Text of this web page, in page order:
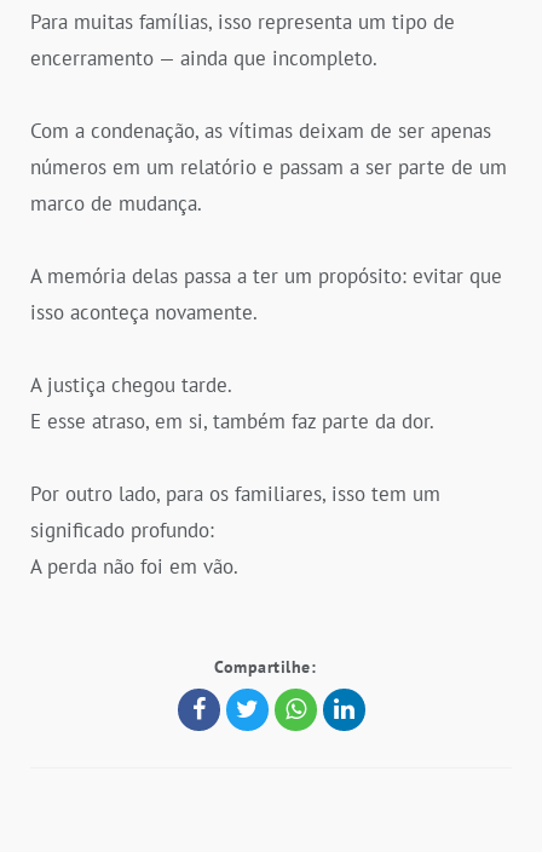
Para muitas famílias, isso representa um tipo de
encerramento — ainda que incompleto.
Com a condenação, as vítimas deixam de ser apenas
números em um relatório e passam a ser parte de um
marco de mudança.
A memória delas passa a ter um propósito: evitar que
isso aconteça novamente.
A justiça chegou tarde.
E esse atraso, em si, também faz parte da dor.
Por outro lado, para os familiares, isso tem um
significado profundo:
A perda não foi em vão.
Compartilhe: